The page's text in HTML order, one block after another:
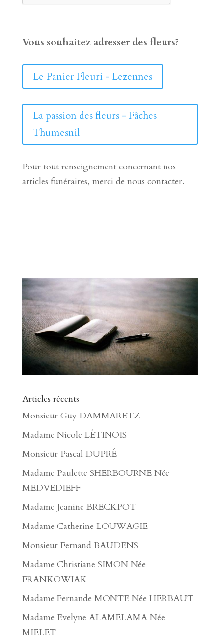
Vous souhaitez adresser des fleurs?
Le Panier Fleuri - Lezennes
La passion des fleurs - Fâches
Thumesnil
Pour tout renseignement concernant nos
articles funéraires, merci de nous contacter.
Articles récents
Monsieur Guy DAMMARETZ
Madame Nicole LÉTINOIS
Monsieur Pascal DUPRÉ
Madame Paulette SHERBOURNE Née
MEDVEDIEFF
Madame Jeanine BRECKPOT
Madame Catherine LOUWAGIE
Monsieur Fernand BAUDENS
Madame Christiane SIMON Née
FRANKOWIAK
Madame Fernande MONTE Née HERBAUT
Madame Evelyne ALAMELAMA Née
MIELET